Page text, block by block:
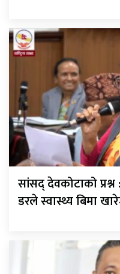
सांसद् देवकोटाको
डरले स्वास्थ्य बिमा